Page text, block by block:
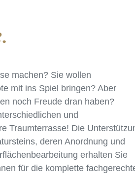
machen? Sie wollen
mit ins Spiel bringen? Aber
noch Freude dran haben?
und
Traumterrasse! Die
deren Anordnung und
erhalten Sie
für die komplette